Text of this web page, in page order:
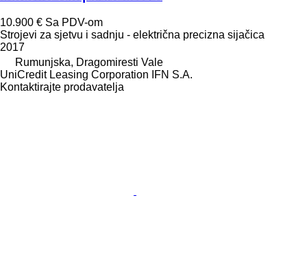
10.900 € Sa PDV-om
Strojevi za sjetvu i sadnju - električna precizna sijačica
2017
Rumunjska, Dragomiresti Vale
UniCredit Leasing Corporation IFN S.A.
Kontaktirajte prodavatelja